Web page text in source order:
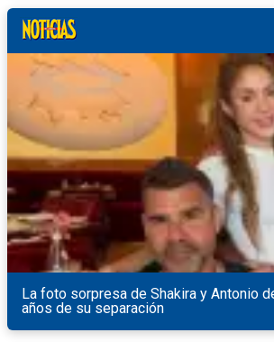
La foto sorpresa de Shakira y Antonio
años de su separación